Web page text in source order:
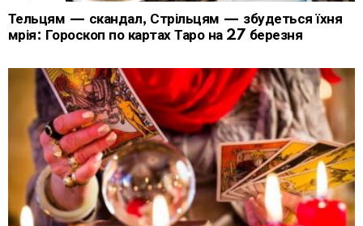
Тельцям — скандал, Стрільцям — збудеться їхня
мрія: Гороскоп по картах Таро на 27 березня